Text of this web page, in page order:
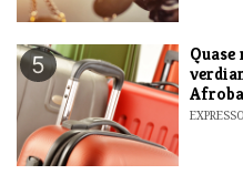
5
Quase